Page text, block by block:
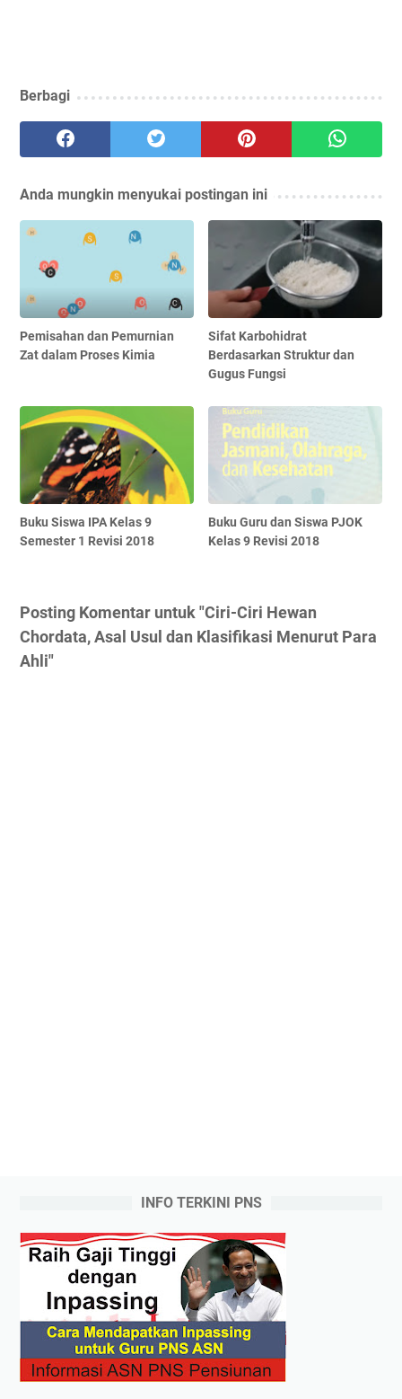
Berbagi
Anda mungkin menyukai postingan ini
Pemisahan dan Pemurnian
Zat dalam Proses Kimia
Sifat Karbohidrat
Berdasarkan Struktur dan
Gugus Fungsi
Buku Siswa IPA Kelas 9
Semester 1 Revisi 2018
Buku Guru dan Siswa PJOK
Kelas 9 Revisi 2018
Posting Komentar untuk "Ciri-Ciri Hewan
Chordata, Asal Usul dan Klasifikasi Menurut Para
Ahli"
INFO TERKINI PNS